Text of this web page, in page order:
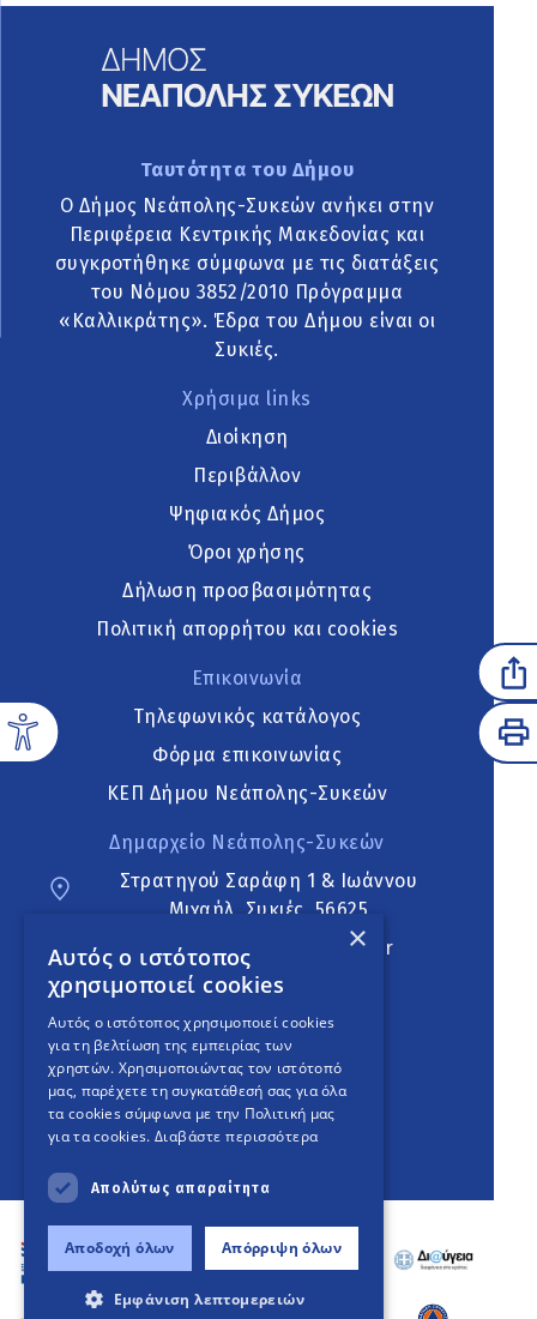
Ταυτότητα του Δήμου
Ο Δήμος Νεάπολης-Συκεών ανήκει στην
Περιφέρεια Κεντρικής Μακεδονίας και
συγκροτήθηκε σύμφωνα με τις διατάξεις
του Νόμου 3852/2010 Πρόγραμμα
«Καλλικράτης». Έδρα του Δήμου είναι οι
Συκιές.
Χρήσιμα links
Διοίκηση
Περιβάλλον
Ψηφιακός Δήμος
Όροι χρήσης
Δήλωση προσβασιμότητας
Πολιτική απορρήτου και cookies
Επικοινωνία
Τηλεφωνικός κατάλογος
Φόρμα επικοινωνίας
ΚΕΠ Δήμου Νεάπολης-Συκεών
Δημαρχείο Νεάπολης-Συκεών
Στρατηγού Σαράφη 1 & Ιωάννου
Μιχαήλ, Συκιές, 56625
neapoli.sykies@ddt.gov.gr
Ακολουθήστε
English Version
An project
×
Αυτός ο ιστότοπος
χρησιμοποιεί cookies
Αυτός ο ιστότοπος χρησιμοποιεί cookies
για τη βελτίωση της εμπειρίας των
χρηστών. Χρησιμοποιώντας τον ιστότοπό
μας, παρέχετε τη συγκατάθεσή σας για όλα
τα cookies σύμφωνα με την Πολιτική μας
για τα cookies. Διαβάστε περισσότερα
Απολύτως απαραίτητα
Αποδοχή όλων Απόρριψη όλων
Εμφάνιση λεπτομερειών